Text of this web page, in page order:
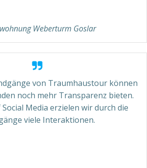
Weberturm Goslar
von Traumhaustour können
noch mehr Transparenz bieten.
Media erzielen wir durch die
viele Interaktionen.